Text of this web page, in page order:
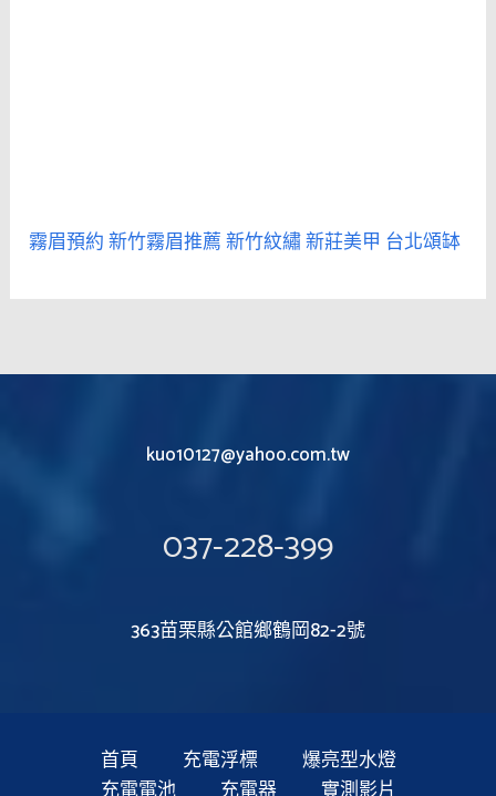
霧眉預約新竹霧眉推薦新竹紋繡新莊美甲 台北頌缽
kuo10127@yahoo.com.tw
037-228-399
363苗栗縣公館鄉鶴岡82-2號
首頁 充電浮標
爆亮型水燈